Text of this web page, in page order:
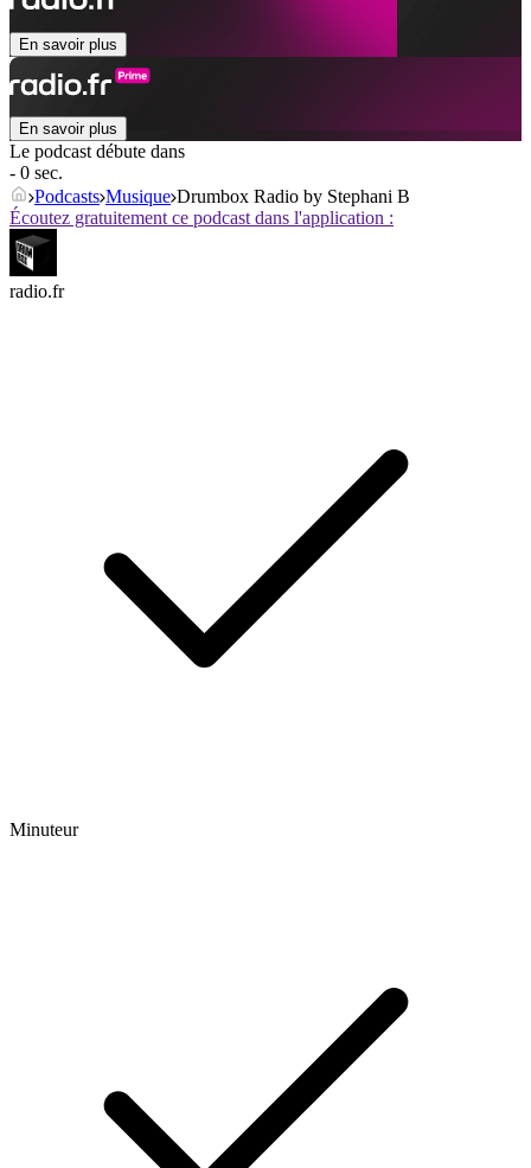
En savoir plus
En savoir plus
Le podcast débute dans
- 0 sec.
Podcasts Musique Drumbox Radio by Stephani B
Écoutez gratuitement ce podcast dans l'application :
radio.fr
Minuteur